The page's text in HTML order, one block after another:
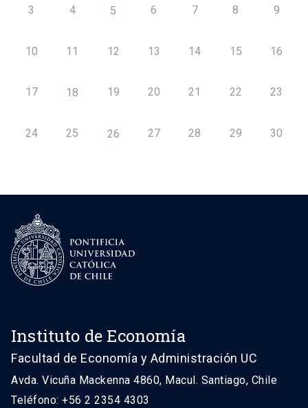
3 4 5 6 7 8 9
10 11 12 13 14 15 16
17 18 19 20 21 22 23
24 25 26 27 28 29 30
Instituto de Economía
Facultad de Economía y Administración UC
Avda. Vicuña Mackenna 4860, Macul. Santiago, Chile
Teléfono: +56 2 2354 4303